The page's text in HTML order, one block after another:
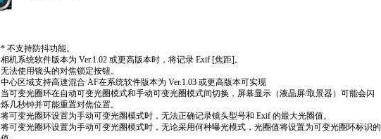
* 不支持防抖功能。
相机系统软件版本为 Ver.1.02 或更高版本时，将记录 Exif [焦距]。
无法使用镜头的对焦锁定按钮。
中心区域支持高速混合 AF在系统软件版本为 Ver.1.03 或更高版本可实现
当可变光圈环在自动可变光圈模式和手动可变光圈模式间切换，屏幕显示（液晶屏/取景器）可能会闪
烁几秒钟并可能重置对焦位置。
将可变光圈环设置为手动可变光圈模式时，无法正确​​记录镜头型号和 Exif 的最大光圈值。
将可变光圈环设置为手动可变光圈模式时，无论采用何种曝光模式，光圈值将设置为可变光圈环标识的